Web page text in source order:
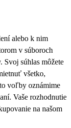
alebo k nim
v súboroch
Svoj súhlas môžete
všetko,
voľby oznámime
Vaše rozhodnutie
na našom